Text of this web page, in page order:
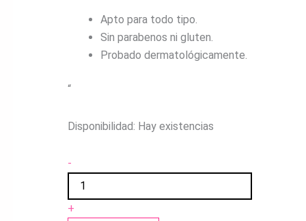
Apto para todo tipo.
Sin parabenos ni gluten.
Probado dermatológicamente.
“
Disponibilidad: Hay existencias
-
+